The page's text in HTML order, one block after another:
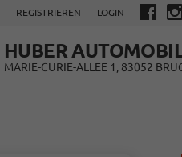
REGISTRIEREN LOGIN
HUBER
MARIE-CURIE-ALLEE 1, 83052